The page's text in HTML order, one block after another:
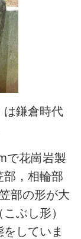
は鎌倉時代
で花崗岩製
部，相輪部
部の形が大
ぶし形）
していま